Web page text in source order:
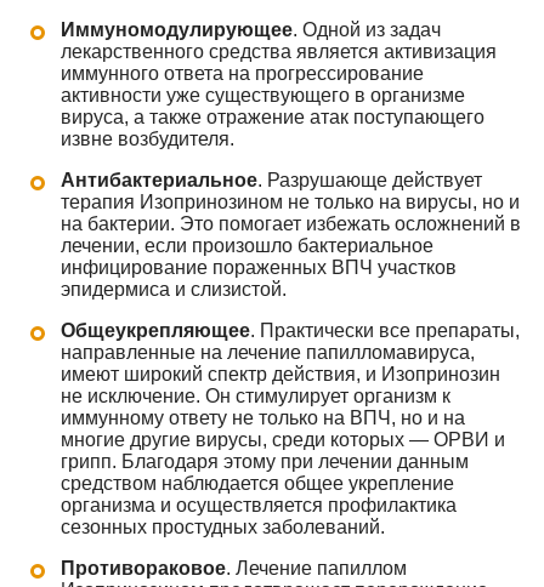
Иммуномодулирующее. Одной из задач
лекарственного средства является активизация
иммунного ответа на прогрессирование
активности уже существующего в организме
вируса, а также отражение атак поступающего
извне возбудителя.
Антибактериальное. Разрушающе действует
терапия Изопринозином не только на вирусы, но и
на бактерии. Это помогает избежать осложнений в
лечении, если произошло бактериальное
инфицирование пораженных ВПЧ участков
эпидермиса и слизистой.
Общеукрепляющее. Практически все препараты,
направленные на лечение папилломавируса,
имеют широкий спектр действия, и Изопринозин
не исключение. Он стимулирует организм к
иммунному ответу не только на ВПЧ, но и на
многие другие вирусы, среди которых — ОРВИ и
грипп. Благодаря этому при лечении данным
средством наблюдается общее укрепление
организма и осуществляется профилактика
сезонных простудных заболеваний.
Противораковое. Лечение папиллом